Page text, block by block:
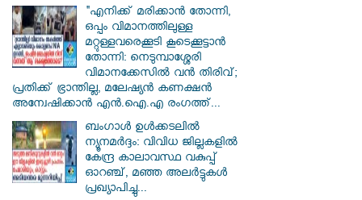
"എനിക്ക് മരിക്കാൻ തോന്നി,
ഒപ്പം വിമാനത്തിലുള്ള
മറ്റുള്ളവരെക്കൂടി കൂടെക്കൂട്ടാൻ
തോന്നി: നെടുമ്പാശ്ശേരി
വിമാനക്കേസിൽ വൻ തിരിവ്;
പ്രതിക്ക് ഭ്രാന്തില്ല, മലേഷ്യൻ കണക്ഷൻ
അന്വേഷിക്കാൻ എൻ.ഐ.എ രംഗത്ത്...
ബംഗാൾ ഉൾക്കടലിൽ
ന്യൂനമർദ്ദം: വിവിധ ജില്ലകളിൽ
കേന്ദ്ര കാലാവസ്ഥ വകുപ്പ്
ഓറഞ്ച്, മഞ്ഞ അലർട്ടുകൾ
പ്രഖ്യാപിച്ചു...